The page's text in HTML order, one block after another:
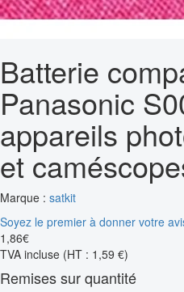
Batterie
Panasonic
appareils
et
Marque : satkit
Soyez le premier à donner votre
1 ,86€
TVA incluse (HT : 1,59 €)
Remises sur quantité